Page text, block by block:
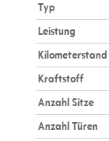
Typ
Leistung
Kilometerstand
Kraftstoff
Anzahl Sitze
Anzahl Türen